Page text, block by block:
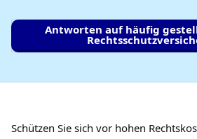
Antworten auf häufig
Schützen Sie sich vor hohen